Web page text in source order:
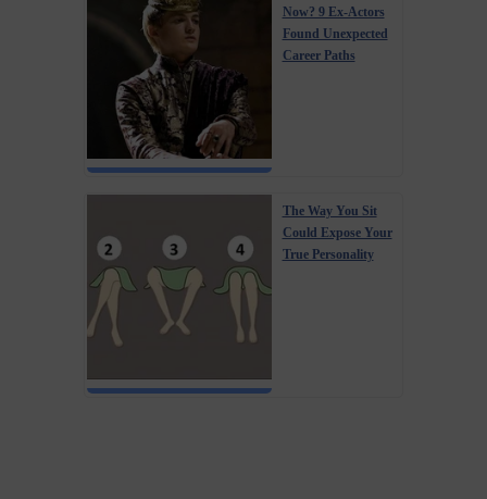
Now? 9 Ex-Actors
Found Unexpected
Career Paths
The Way You Sit
Could Expose Your
True Personality